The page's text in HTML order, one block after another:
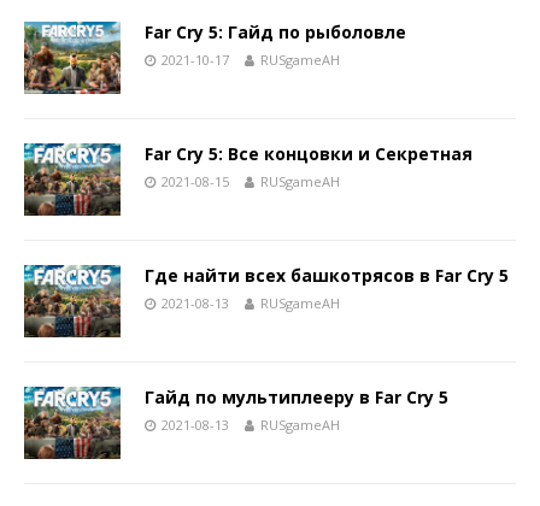
Far Cry 5: Гайд по рыболовле
2021-10-17 RUSgameAH
Far Cry 5: Все концовки и Секретная
2021-08-15 RUSgameAH
Где найти всех башкотрясов в Far Cry 5
2021-08-13 RUSgameAH
Гайд по мультиплееру в Far Cry 5
2021-08-13 RUSgameAH